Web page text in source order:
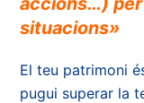
situacions»
El teu patrimoni
pugui superar la